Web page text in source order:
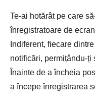
Te-ai hotărât pe care
înregistratoare de
Indiferent, fiecare
notificări, permițându-ți
Înainte de a încheia
a începe înregistrarea